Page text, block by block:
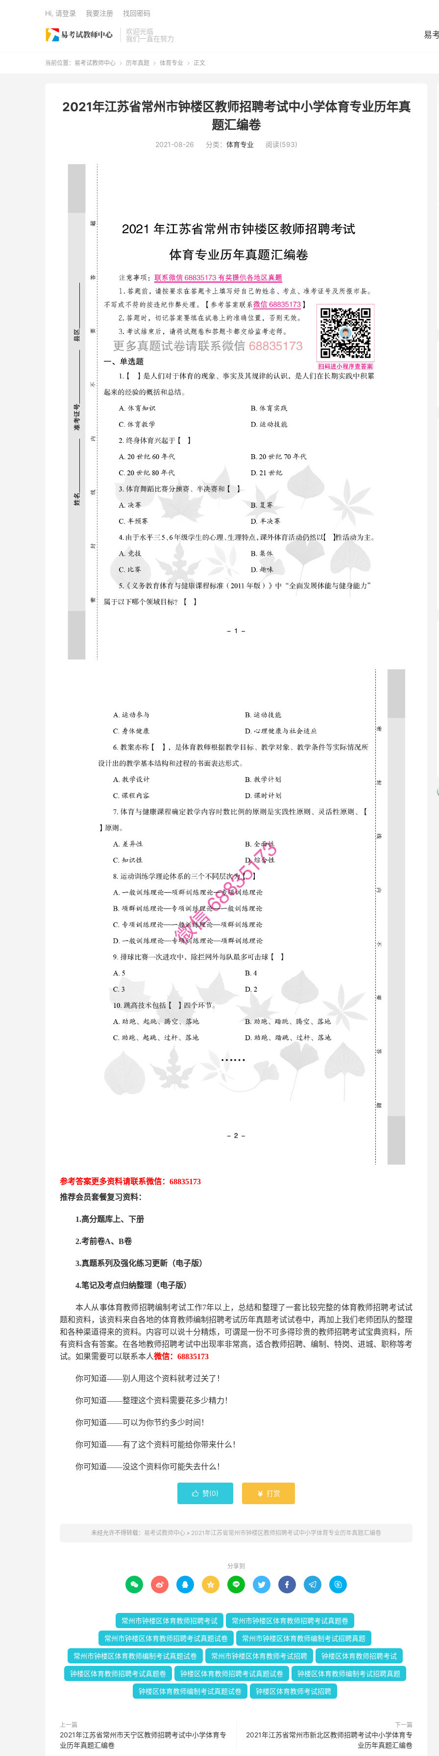
欢迎光临
我们一直在努力
易
Hi, 请登录 我要注册 找回密码
当前位置： 易考试教师中心  历年真题  体育专业  正文
2021年江苏省常州市钟楼区教师招聘考试中小学体育专业历年真
题汇编卷
2021-08-26 分类： 体育专业 阅读(593)
参考答案更多资料请联系微信： 68835173
推荐会员套餐复习资料：
1.高分题库上、下册
2.考前卷A、B卷
3.真题系列及强化练习更新（电子版）
4.笔记及考点归纳整理（电子版）
本人从事体育教师招聘编制考试工作7年以上，总结和整理了一套比较完整的体育教师招聘考试试
题和资料，该资料来自各地的体育教师编制招聘考试历年真题考试试卷中， 再加上我们 老师 团队的整理
和各种渠道得来的资料。内容可以说十分精炼，可谓是一份不可多得珍贵的教师招聘考试宝典资料，所
有资料含有答案。 在各地教师招聘考试中出现率非常高，适合教师招聘、编制、特岗、进城、职称等考
试。如果需要可以联系本人微信： 68835173
你可知道——别人用这个资料就考过关了！
你可知道——整理这个资料需要花多少精力 ！
你可知道——可以为你节约多少时间！
你可知道——有了这个资料可能给你带来什么！
你可知道——没这个资料你可能失去什么 ！
 赞(0)  打赏
未经允许不得转载： 易考试教师中心 » 2021年江苏省常州市钟楼区教师招聘考试中小学体育专业历年真题汇编卷
分享到
        
常州市钟楼区体育教师招聘考试 常州市钟楼区体育教师招聘考试真题卷
常州市钟楼区体育教师招聘考试真题试卷 常州市钟楼区体育教师编制考试招聘真题
常州市钟楼区体育教师编制考试真题试卷 常州市钟楼区体育教师考试招聘 钟楼区体育教师招聘考试
钟楼区体育教师招聘考试真题卷 钟楼区体育教师招聘考试真题试卷 钟楼区体育教师编制考试招聘真题
钟楼区体育教师编制考试真题试卷 钟楼区体育教师考试招聘
上一篇
2021年江苏省常州市天宁区教师招聘考试中小学体育专
业历年真题汇编卷
下一篇
2021年江苏省常州市新北区教师招聘考试中小学体育专
业历年真题汇编卷